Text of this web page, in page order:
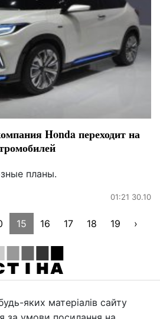
Honda переходит на
планы.
01:21 30.10
15 16 17 18 19 ›
яких матеріалів сайту